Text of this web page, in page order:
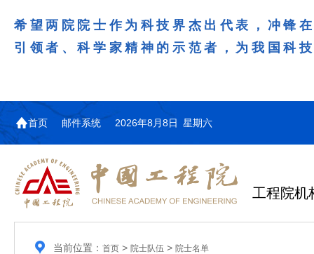
希望两院院士作为科技界杰出代表，冲锋
引领者、科学家精神的示范者，为我国科
首页 邮件系统 2026年8月8日 星期六
工程院机
当前位置： 首页> 院士队伍 > 院士名单